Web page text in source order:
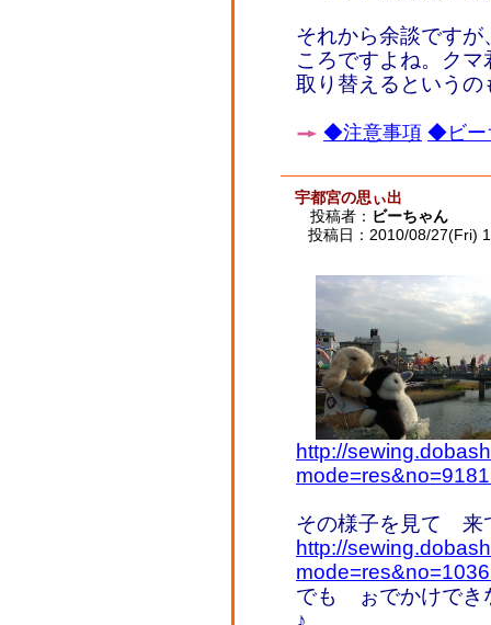
それから余談です
ころですよね。ク
取り替えるという
◆注意事項 ◆ビー
宇都宮の思ぃ出
投稿者： ビーちゃん
投稿日：2010/08/27(Fri)
http://
その様子を見て 来
http://
でも ぉでかけでき
♪